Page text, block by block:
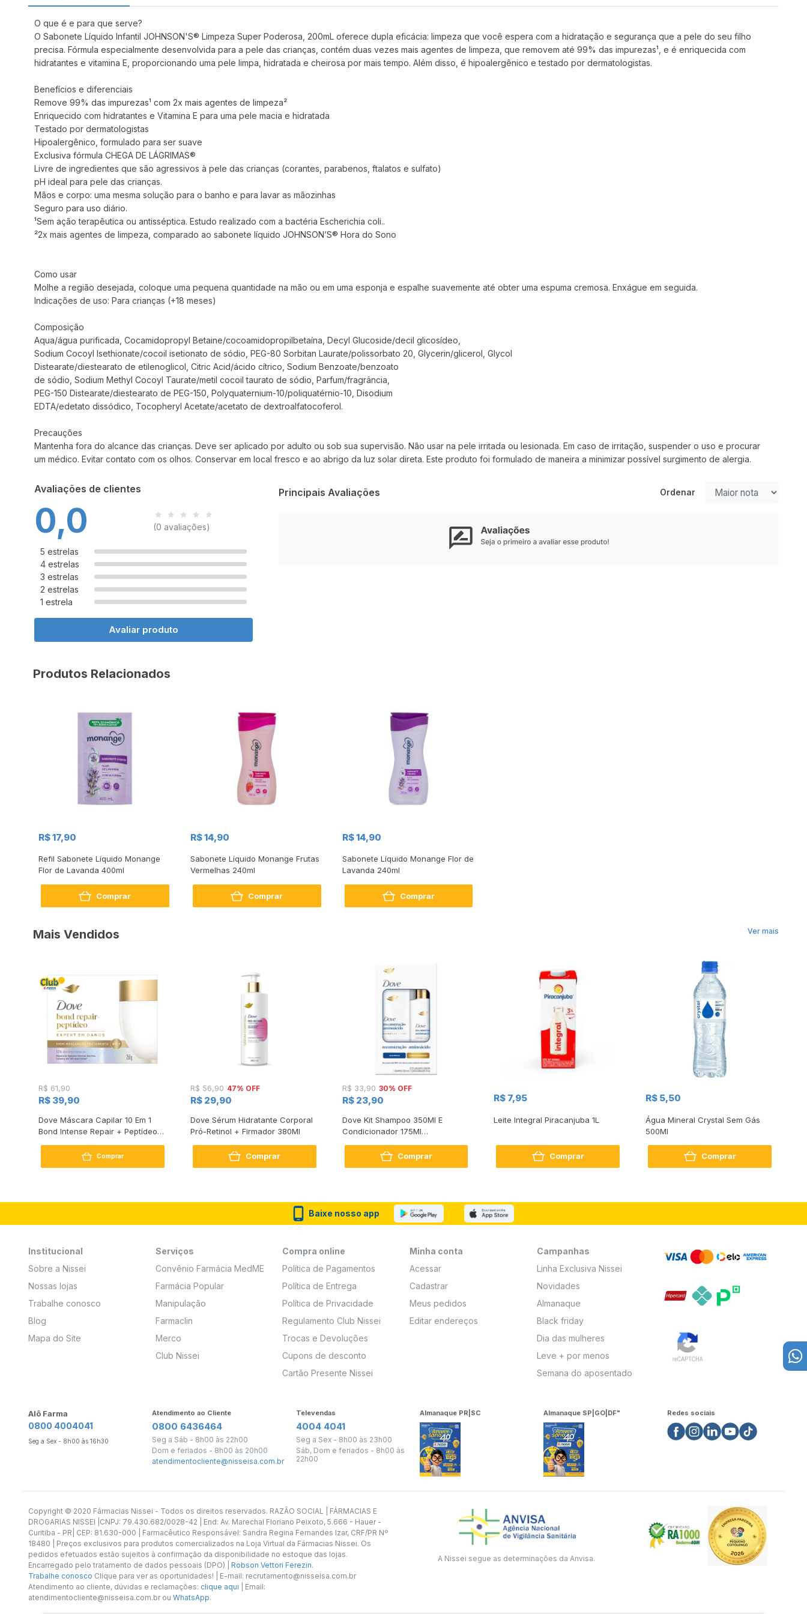
O que é e para que serve?
O Sabonete Líquido Infantil JOHNSON'S® Limpeza Super Poderosa, 200mL oferece dupla eficácia: limpeza que você espera com a hidratação e segurança que a pele do seu filho
precisa. Fórmula especialmente desenvolvida para a pele das crianças, contém duas vezes mais agentes de limpeza, que removem até 99% das impurezas¹, e é enriquecida com
hidratantes e vitamina E, proporcionando uma pele limpa, hidratada e cheirosa por mais tempo. Além disso, é hipoalergênico e testado por dermatologistas.
Benefícios e diferenciais
Remove 99% das impurezas¹ com 2x mais agentes de limpeza²
Enriquecido com hidratantes e Vitamina E para uma pele macia e hidratada
Testado por dermatologistas
Hipoalergênico, formulado para ser suave
Exclusiva fórmula CHEGA DE LÁGRIMAS®
Livre de ingredientes que são agressivos à pele das crianças (corantes, parabenos, ftalatos e sulfato)
pH ideal para pele das crianças.
Mãos e corpo: uma mesma solução para o banho e para lavar as mãozinhas
Seguro para uso diário.
¹Sem ação terapêutica ou antisséptica. Estudo realizado com a bactéria Escherichia coli..
²2x mais agentes de limpeza, comparado ao sabonete líquido JOHNSON’S® Hora do Sono
Como usar
Molhe a região desejada, coloque uma pequena quantidade na mão ou em uma esponja e espalhe suavemente até obter uma espuma cremosa. Enxágue em seguida.
Indicações de uso: Para crianças (+18 meses)
Composição
Aqua/água purificada, Cocamidopropyl Betaine/cocoamidopropilbetaína, Decyl Glucoside/decil glicosídeo,
Sodium Cocoyl Isethionate/cocoil isetionato de sódio, PEG-80 Sorbitan Laurate/polissorbato 20, Glycerin/glicerol, Glycol
Distearate/diestearato de etilenoglicol, Citric Acid/ácido cítrico, Sodium Benzoate/benzoato
de sódio, Sodium Methyl Cocoyl Taurate/metil cocoil taurato de sódio, Parfum/fragrância,
PEG-150 Distearate/diestearato de PEG-150, Polyquaternium-10/poliquatérnio-10, Disodium
EDTA/edetato dissódico, Tocopheryl Acetate/acetato de dextroalfatocoferol.
Precauções
Mantenha fora do alcance das crianças. Deve ser aplicado por adulto ou sob sua supervisão. Não usar na pele irritada ou lesionada. Em caso de irritação, suspender o uso e procurar
um médico. Evitar contato com os olhos. Conservar em local fresco e ao abrigo da luz solar direta. Este produto foi formulado de maneira a minimizar possível surgimento de alergia.
Avaliações de clientes
0,0 (0 avaliações)
5 estrelas
4 estrelas
3 estrelas
2 estrelas
1 estrela
Avaliar produto
Principais Avaliações Ordenar
Produtos Relacionados
R$ 17,90
Refil Sabonete Líquido Monange
Flor de Lavanda 400ml
Comprar
R$ 14,90
Sabonete Líquido Monange Frutas
Vermelhas 240ml
Comprar
R$ 14,90
Sabonete Líquido Monange Flor de
Lavanda 240ml
Comprar
Ver mais
Mais Vendidos
R$ 61,90
R$ 39,90
Dove Máscara Capilar 10 Em 1
Bond Intense Repair + Peptídeo
Comprar
R$ 56,90 47% OFF
R$ 29,90
Dove Sérum Hidratante Corporal
Pró-Retinol + Firmador 380Ml
Comprar
R$ 33,90 30% OFF
R$ 23,90
Dove Kit Shampoo 350Ml E
Condicionador 175Ml
Comprar
R$ 7,95
Leite Integral Piracanjuba 1L
Comprar
R$ 5,50
Água Mineral Crystal Sem Gás
500Ml
Comprar
Baixe nosso app
Institucional
Sobre a Nissei
Nossas lojas
Trabalhe conosco
Blog
Mapa do Site
Serviços
Convênio Farmácia MedME
Farmácia Popular
Manipulação
Farmaclin
Merco
Club Nissei
Compra online
Política de Pagamentos
Política de Entrega
Política de Privacidade
Regulamento Club Nissei
Trocas e Devoluções
Cupons de desconto
Cartão Presente Nissei
Minha conta
Acessar
Cadastrar
Meus pedidos
Editar endereços
Campanhas
Linha Exclusiva Nissei
Novidades
Almanaque
Black friday
Dia das mulheres
Leve + por menos
Semana do aposentado
Alô Farma
0800 4004041
Seg a Sex - 8h00 às 16h30
Atendimento ao Cliente
0800 6436464
Seg a Sáb - 8h00 às 22h00
Dom e feriados - 8h00 às 20h00
atendimentocliente@nisseisa.com.br
Televendas
4004 4041
Seg a Sex - 8h00 às 23h00
Sáb, Dom e feriados - 8h00 às
22h00
Almanaque PR|SC Almanaque SP|GO|DF" Redes sociais
Copyright ©️ 2020 Fármacias Nissei - Todos os direitos reservados. RAZÃO SOCIAL | FÁRMACIAS E
DROGARIAS NISSEI |CNPJ: 79.430.682/0028-42 | End: Av. Marechal Floriano Peixoto, 5.666 - Hauer -
Curitiba - PR| CEP: 81.630-000 | Farmacêutico Responsável: Sandra Regina Fernandes Izar, CRF/PR Nº
18480 | Preços exclusivos para produtos comercializados na Loja Virtual da Fármacias Nissei. Os
pedidos efetuados estão sujeitos à confirmação da disponibilidade no estoque das lojas.
Encarregado pelo tratamento de dados pessoais (DPO) | Robson Vettori Ferezin.
Trabalhe conosco Clique para ver as oportunidades! | E-mail: recrutamento@nisseisa.com.br
Atendimento ao cliente, dúvidas e reclamações: clique aqui | Email:
atendimentocliente@nisseisa.com.br ou WhatsApp.
A Nissei segue as determinações da Anvisa.